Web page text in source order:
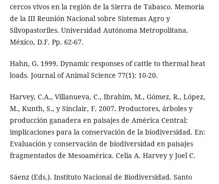
cercos vivos en la región de la Sierra de Tabasco. Memoria
de la III Reunión Nacional sobre Sistemas Agro y
Silvopastoriles. Universidad Autónoma Metropolitana.
México, D.F. Pp. 62-67.
Hahn, G. 1999. Dynamic responses of cattle to thermal heat
loads. Journal of Animal Science 77(1): 10-20.
Harvey, C.A., Villanueva, C., Ibrahim, M., Gómez, R., López,
M., Kunth, S., y Sinclair, F. 2007. Productores, árboles y
producción ganadera en paisajes de América Central:
implicaciones para la conservación de la biodiversidad. En:
Evaluación y conservación de biodiversidad en paisajes
fragmentados de Mesoamérica. Celia A. Harvey y Joel C.
Sáenz (Eds.). Instituto Nacional de Biodiversidad. Santo